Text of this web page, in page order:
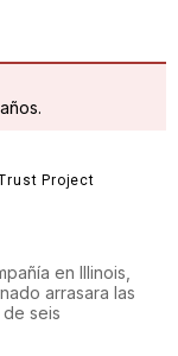
en Illinois,
arrasara las
seis